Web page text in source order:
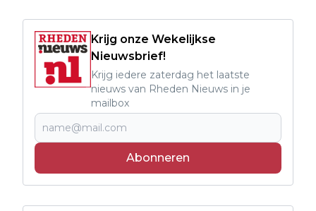
Krijg onze Wekelijkse
Nieuwsbrief!
Krijg iedere zaterdag het laatste
nieuws van Rheden Nieuws in je
mailbox
Abonneren